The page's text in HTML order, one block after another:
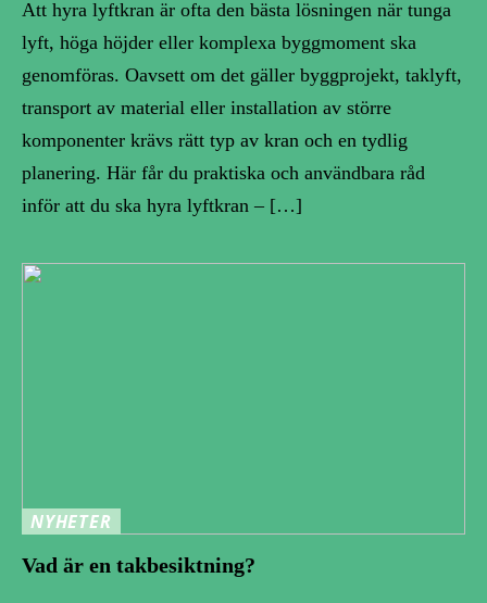
Att hyra lyftkran är ofta den bästa lösningen när tunga
lyft, höga höjder eller komplexa byggmoment ska
genomföras. Oavsett om det gäller byggprojekt, taklyft,
transport av material eller installation av större
komponenter krävs rätt typ av kran och en tydlig
planering. Här får du praktiska och användbara råd
inför att du ska hyra lyftkran – […]
NYHETER
Vad är en takbesiktning?